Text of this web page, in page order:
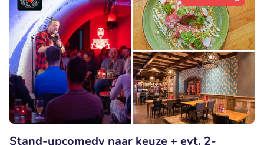
Stand-upcomedy naar keuze + evt. 2-